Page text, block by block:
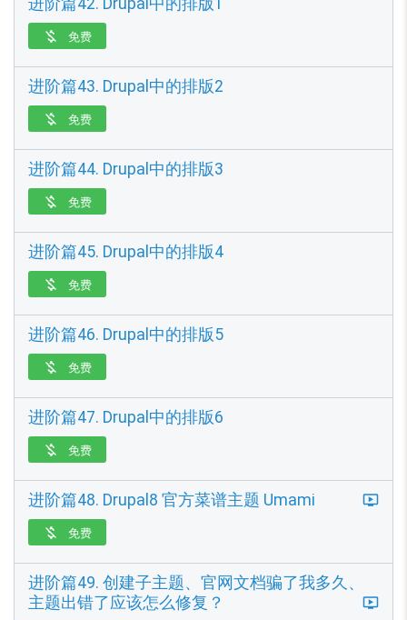
进阶篇42. Drupal中的排版1
 免费
进阶篇43. Drupal中的排版2
 免费
进阶篇44. Drupal中的排版3
 免费
进阶篇45. Drupal中的排版4
 免费
进阶篇46. Drupal中的排版5
 免费
进阶篇47. Drupal中的排版6
 免费
进阶篇48. Drupal8 官方菜谱主题 Umami
 免费
进阶篇49. 创建子主题、官网文档骗了我多久、
主题出错了应该怎么修复？